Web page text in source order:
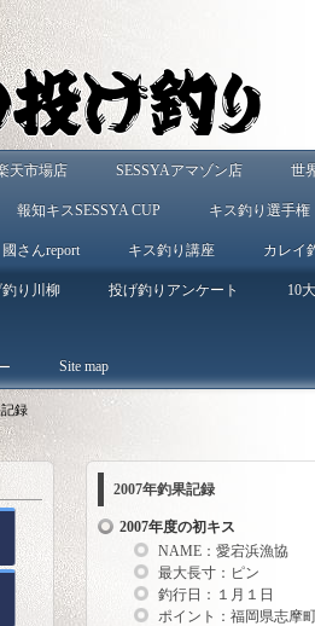
天市場店 SESSYAアマゾン店 世
報知キスSESSYA CUP キス釣り選手権
國さんreport キス釣り講座 カレイ
り川柳 投げ釣りアンケート 10
Site map
録
2007年釣果記録
2007年度の初キス
NAME：愛宕浜漁協
最大長寸：ピン
釣行日：１月１日
ポイント：福岡県志摩